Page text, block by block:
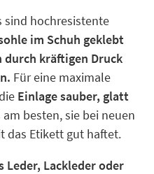
sind hochresistente
im Schuh geklebt
durch kräftigen Druck
Für eine maximale
Einlage sauber, glatt
am besten, sie bei neuen
das Etikett gut haftet.
Leder, Lackleder oder